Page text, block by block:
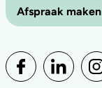
Afspraak maken